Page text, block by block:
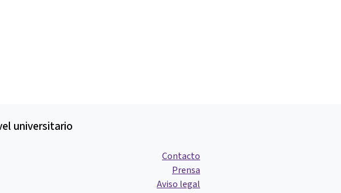
universitario
Contacto
Prensa
Aviso legal